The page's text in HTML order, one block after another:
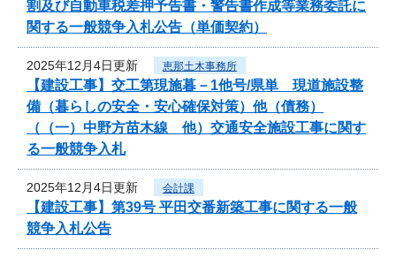
割及び自動車税差押予告書・警告書作成等業務委託に
関する一般競争入札公告（単価契約）
2025年12月4日更新 恵那土木事務所
【建設工事】交工第現施暮－1他号/県単 現道施設整
備（暮らしの安全・安心確保対策）他（債務）
（（一）中野方苗木線 他）交通安全施設工事に関す
る一般競争入札
2025年12月4日更新 会計課
【建設工事】第39号 平田交番新築工事に関する一般
競争入札公告